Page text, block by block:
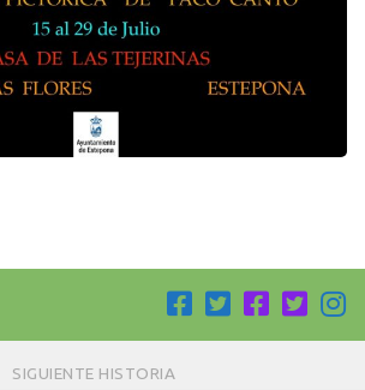
SIGUIENTE HISTORIA